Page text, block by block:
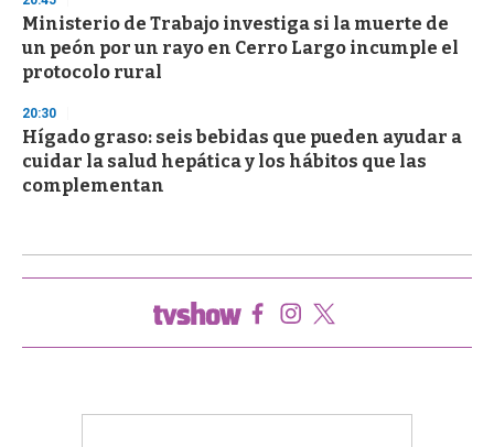
Ministerio de Trabajo investiga si la muerte de
un peón por un rayo en Cerro Largo incumple el
protocolo rural
20:30
Hígado graso: seis bebidas que pueden ayudar a
cuidar la salud hepática y los hábitos que las
complementan